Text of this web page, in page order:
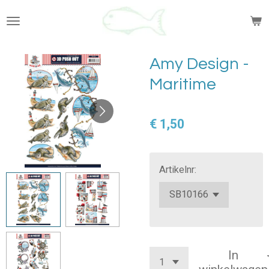
direct
hoofdinhoud
Amy Design -
Maritime
€ 1,50
Artikelnr:
In